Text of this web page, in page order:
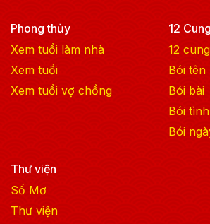
Phong thủy
Xem tuổi làm nhà
Xem tuổi
Xem tuổi vợ chồng
12
12
Bói tên
Bói bài
Bói
Bói
Thư viện
Sổ Mơ
Thư viện